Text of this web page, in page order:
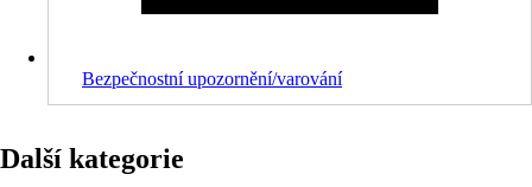
Bezpečnostní upozornění/varování
Další kategorie